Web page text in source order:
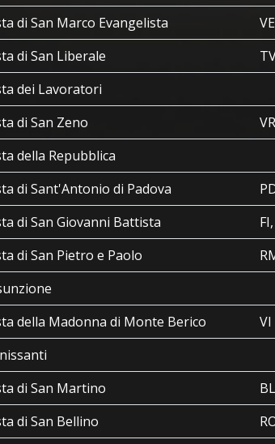
di San Marco Evangelista
VE
di San Liberale
dei Lavoratori
di San Zeno
VR
della Repubblica
di Sant'Antonio di Padova
di San Giovanni Battista
di San Pietro e Paolo
della Madonna di Monte Berico
VI
di San Martino
BL
di San Bellino